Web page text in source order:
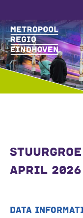
APRIL 2026
DATA